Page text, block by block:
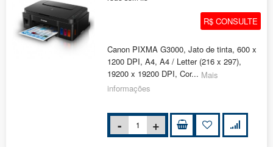
R$ CONSULTE
Canon PIXMA G3000, Jato de tinta, 600 x
1200 DPI, A4, A4 / Letter (216 x 297),
19200 x 19200 DPI, Cor... Mais
informações